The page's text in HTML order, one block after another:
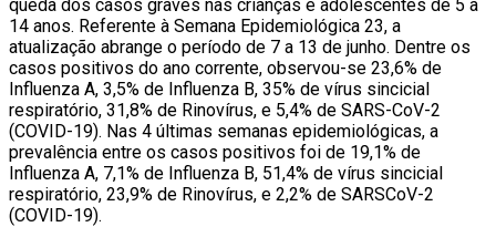
queda dos casos graves nas crianças e adolescentes de 5 a
14 anos. Referente à Semana Epidemiológica 23, a
atualização abrange o período de 7 a 13 de junho. Dentre os
casos positivos do ano corrente, observou-se 23,6% de
Influenza A, 3,5% de Influenza B, 35% de vírus sincicial
respiratório, 31,8% de Rinovírus, e 5,4% de SARS-CoV-2
(COVID-19). Nas 4 últimas semanas epidemiológicas, a
prevalência entre os casos positivos foi de 19,1% de
Influenza A, 7,1% de Influenza B, 51,4% de vírus sincicial
respiratório, 23,9% de Rinovírus, e 2,2% de SARSCoV-2
(COVID-19).